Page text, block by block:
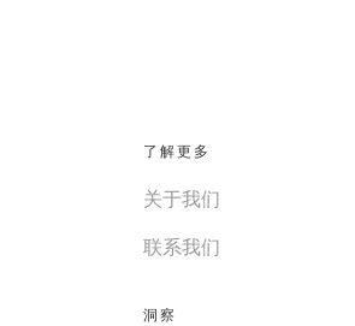
了解更多
关于我们
联系我们
洞察